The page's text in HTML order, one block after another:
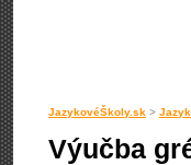
JazykovéŠkoly.sk >
Výučba